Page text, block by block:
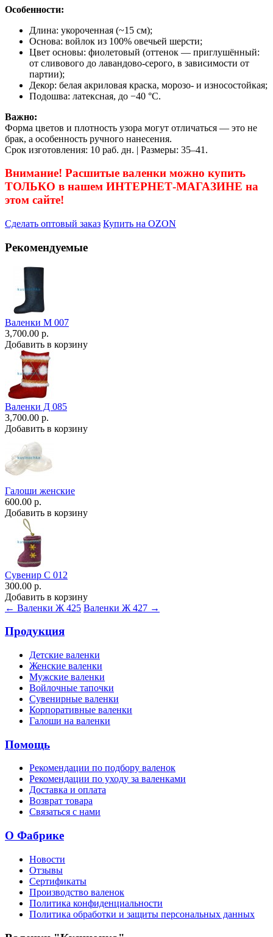
Особенности:
Длина: укороченная (~15 см);
Основа: войлок из 100% овечьей шерсти;
Цвет основы: фиолетовый (оттенок — приглушённый:
от сливового до лавандово-серого, в зависимости от
партии);
Декор: белая акриловая краска, морозо- и износостойкая;
Подошва: латексная, до −40 °C.
Важно:
Форма цветов и плотность узора могут отличаться — это не
брак, а особенность ручного нанесения.
Срок изготовления: 10 раб. дн. | Размеры: 35–41.
Внимание! Расшитые валенки можно купить
ТОЛЬКО в нашем ИНТЕРНЕТ-МАГАЗИНЕ на
этом сайте!
Сделать оптовый заказ Купить на OZON
Рекомендуемые
Валенки М 007
3,700.00 р.
Добавить в корзину
Валенки Д 085
3,700.00 р.
Добавить в корзину
Галоши женские
600.00 р.
Добавить в корзину
Сувенир С 012
300.00 р.
Добавить в корзину
← Валенки Ж 425 Валенки Ж 427 →
Продукция
Детские валенки
Женские валенки
Мужские валенки
Войлочные тапочки
Сувенирные валенки
Корпоративные валенки
Галоши на валенки
Помощь
Рекомендации по подбору валенок
Рекомендации по уходу за валенками
Доставка и оплата
Возврат товара
Связаться с нами
О Фабрике
Новости
Отзывы
Сертификаты
Производство валенок
Политика конфиденциальности
Политика обработки и защиты персональных данных